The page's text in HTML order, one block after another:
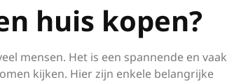
huis kopen?
mensen. Het is een spannende en vaak
kijken. Hier zijn enkele belangrijke